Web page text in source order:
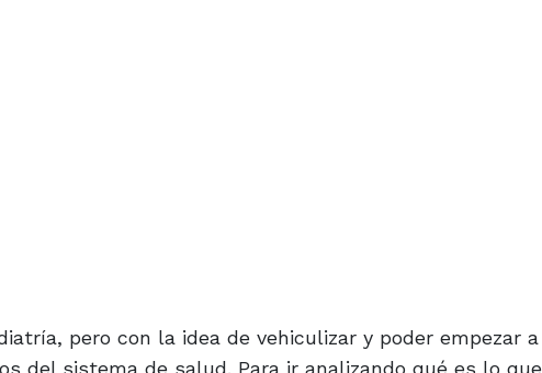
pero con la idea de vehiculizar y poder empezar a
del sistema de salud. Para ir analizando qué es lo que